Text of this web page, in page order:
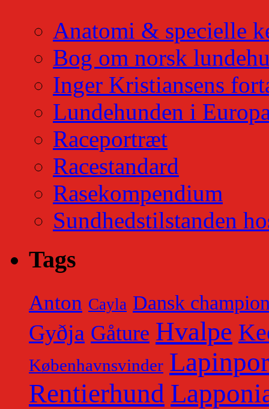
Anatomi & specielle
Bog om norsk
Inger Kristiansens
Lundehunden i
Raceportræt
Racestandard
Rasekompendium
Sundhedstilstanden
Tags
Anton Cayla Dansk
Gyðja Gåture Hvalpe
Københavnsvinder
Rentierhund